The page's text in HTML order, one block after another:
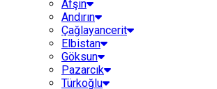
Afşin
Andırın
Çağlayancerit
Elbistan
Göksun
Pazarcık
Türkoğlu